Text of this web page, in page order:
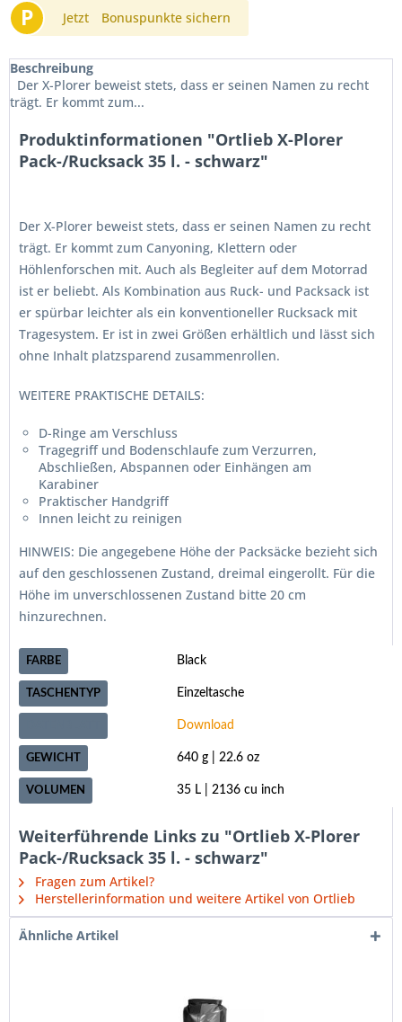
P Jetzt Bonuspunkte sichern
Beschreibung
Der X-Plorer beweist stets, dass er seinen Namen zu recht
trägt. Er kommt zum...
Produktinformationen "Ortlieb X-Plorer
Pack-/Rucksack 35 l. - schwarz"
Der X-Plorer beweist stets, dass er seinen Namen zu recht
trägt. Er kommt zum Canyoning, Klettern oder
Höhlenforschen mit. Auch als Begleiter auf dem Motorrad
ist er beliebt. Als Kombination aus Ruck- und Packsack ist
er spürbar leichter als ein konventioneller Rucksack mit
Tragesystem. Er ist in zwei Größen erhältlich und lässt sich
ohne Inhalt platzsparend zusammenrollen.
WEITERE PRAKTISCHE DETAILS:
D-Ringe am Verschluss
Tragegriff und Bodenschlaufe zum Verzurren,
Abschließen, Abspannen oder Einhängen am
Karabiner
Praktischer Handgriff
Innen leicht zu reinigen
HINWEIS: Die angegebene Höhe der Packsäcke bezieht sich
auf den geschlossenen Zustand, dreimal eingerollt. Für die
Höhe im unverschlossenen Zustand bitte 20 cm
hinzurechnen.
FARBE Black
TASCHENTYP Einzeltasche
Download
GEWICHT 640 g | 22.6 oz
VOLUMEN 35 L | 2136 cu inch
Weiterführende Links zu "Ortlieb X-Plorer
Pack-/Rucksack 35 l. - schwarz"
Fragen zum Artikel?
Herstellerinformation und weitere Artikel von Ortlieb
Ähnliche Artikel